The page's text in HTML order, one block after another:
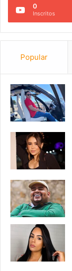
0
Inscritos
Popular